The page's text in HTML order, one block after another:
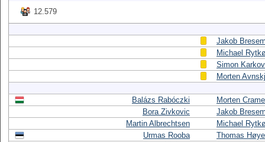
12.579
Jakob
Michael
Simon Karkov
Morten
Balázs Rabóczki
Morten
Bora Zivkovic
Jakob
Martin Albrechtsen
Michael
Urmas Rooba
Thomas